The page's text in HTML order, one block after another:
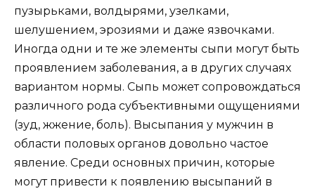
пузырьками, волдырями, узелками,
шелушением, эрозиями и даже язвочками.
Иногда одни и те же элементы сыпи могут быть
проявлением заболевания, а в других случаях
вариантом нормы. Сыпь может сопровождаться
различного рода субъективными ощущениями
(зуд, жжение, боль). Высыпания у мужчин в
области половых органов довольно частое
явление. Среди основных причин, которые
могут привести к появлению высыпаний в